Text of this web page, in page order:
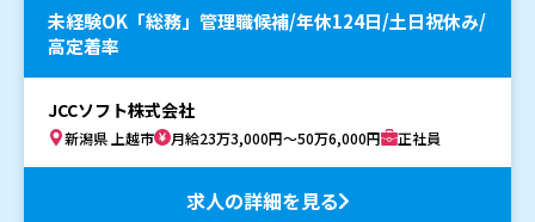
未経験OK「総務」管理職候補/年休124日/土日祝休み/
高定着率
JCCソフト株式会社
新潟県 上越市 月給23万3,000円～50万6,000円 正社員
求人の詳細を見る